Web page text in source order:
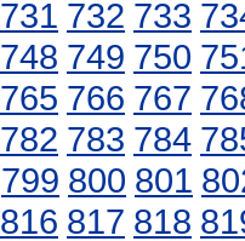
731 732 733
748 749 750
765 766 767
782 783 784
799 800 801
816 817 818